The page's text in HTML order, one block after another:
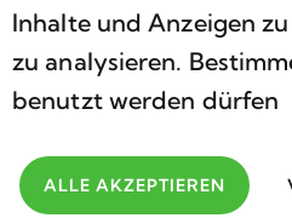
2026 Association Cérébral
Bebold
Inhalte und Anzeigen
zu analysieren.
benutzt werden dürfen
ALLE AKZEPTIEREN